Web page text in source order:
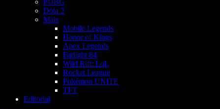
PUBG
Dota 2
Mais
Mobile Legends
Honor of Kings
Apex Legends
Farlight 84
Wild Rift: LoL
Rocket League
Pokémon UNITE
TFT
Editorial